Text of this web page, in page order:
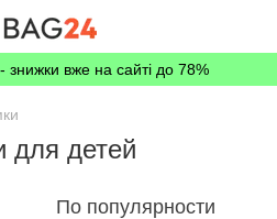
вже на сайті до 78%
для детей
По популярности